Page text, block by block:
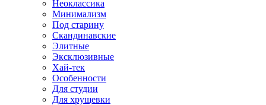
Неоклассика
Минимализм
Под старину
Скандинавские
Элитные
Эксклюзивные
Хай-тек
Особенности
Для студии
Для хрущевки